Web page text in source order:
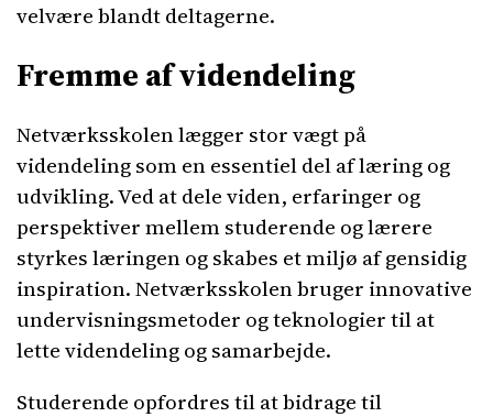
velvære blandt deltagerne.
Fremme af videndeling
Netværksskolen lægger stor vægt på
videndeling som en essentiel del af læring og
udvikling. Ved at dele viden, erfaringer og
perspektiver mellem studerende og lærere
styrkes læringen og skabes et miljø af gensidig
inspiration. Netværksskolen bruger innovative
undervisningsmetoder og teknologier til at
lette videndeling og samarbejde.
Studerende opfordres til at bidrage til